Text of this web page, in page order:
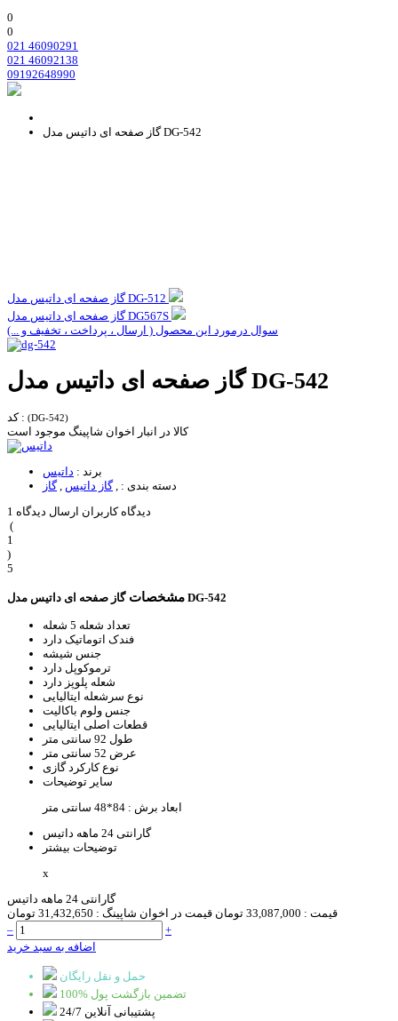
0
0
021 46090291
021 46092138
09192648990
گاز صفحه ای داتیس مدل DG-542
گاز صفحه ای داتیس مدل DG-512
گاز صفحه ای داتیس مدل DG567S
سوال درمورد این محصول ( ارسال ، پرداخت ، تخفیف و ...)
گاز صفحه ای داتیس مدل DG-542
کد : (DG-542)
کالا در انبار اخوان شاپینگ موجود است
برند : داتیس
دسته بندی : ,گاز داتیس ,گاز
1 دیدگاه کاربران ارسال دیدگاه
(
1
)
5
مشخصات گاز صفحه ای داتیس مدل DG-542
تعداد شعله 5 شعله
فندک اتوماتیک دارد
جنس شیشه
ترموکوپل دارد
شعله پلوپز دارد
نوع سرشعله ایتالیایی
جنس ولوم باکالیت
قطعات اصلی ایتالیایی
طول 92 سانتی متر
عرض 52 سانتی متر
نوع کارکردگازی
سایر توضیحات
ابعاد برش : 84*48 سانتی متر
گارانتی 24 ماهه داتیس
توضیحات بیشتر
x
گارانتی 24 ماهه داتیس
قیمت : 33,087,000 تومان قیمت در اخوان شاپینگ : 31,432,650 تومان
–
+
اضافه به سبد خرید
حمل و نقل رایگان
100% تضمین بازگشت پول
پشتیبانی آنلاین 24/7